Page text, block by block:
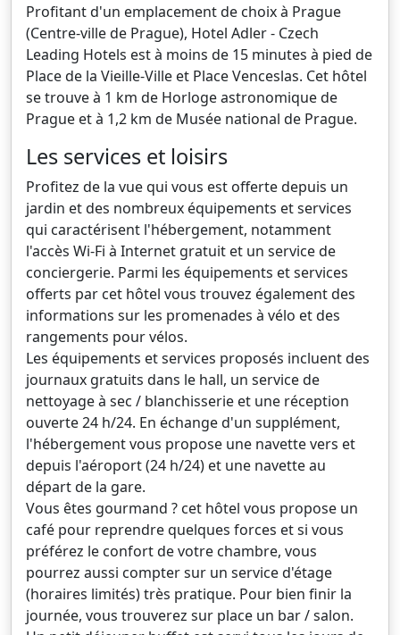
Profitant d'un emplacement de choix à Prague
(Centre-ville de Prague), Hotel Adler - Czech
Leading Hotels est à moins de 15 minutes à pied de
Place de la Vieille-Ville et Place Venceslas. Cet hôtel
se trouve à 1 km de Horloge astronomique de
Prague et à 1,2 km de Musée national de Prague.
Les services et loisirs
Profitez de la vue qui vous est offerte depuis un
jardin et des nombreux équipements et services
qui caractérisent l'hébergement, notamment
l'accès Wi-Fi à Internet gratuit et un service de
conciergerie. Parmi les équipements et services
offerts par cet hôtel vous trouvez également des
informations sur les promenades à vélo et des
rangements pour vélos.
Les équipements et services proposés incluent des
journaux gratuits dans le hall, un service de
nettoyage à sec / blanchisserie et une réception
ouverte 24 h/24. En échange d'un supplément,
l'hébergement vous propose une navette vers et
depuis l'aéroport (24 h/24) et une navette au
départ de la gare.
Vous êtes gourmand ? cet hôtel vous propose un
café pour reprendre quelques forces et si vous
préférez le confort de votre chambre, vous
pourrez aussi compter sur un service d'étage
(horaires limités) très pratique. Pour bien finir la
journée, vous trouverez sur place un bar / salon.